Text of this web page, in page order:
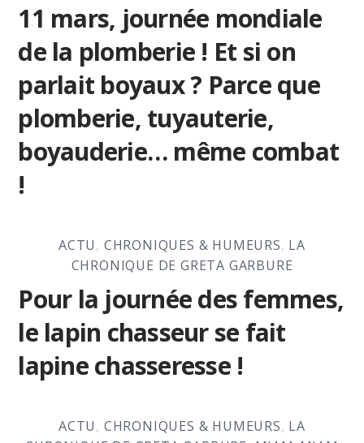
11 mars, journée mondiale
de la plomberie ! Et si on
parlait boyaux ? Parce que
plomberie, tuyauterie,
boyauderie… même combat
!
ACTU, CHRONIQUES & HUMEURS, LA
CHRONIQUE DE GRETA GARBURE
Pour la journée des femmes,
le lapin chasseur se fait
lapine chasseresse !
ACTU, CHRONIQUES & HUMEURS, LA